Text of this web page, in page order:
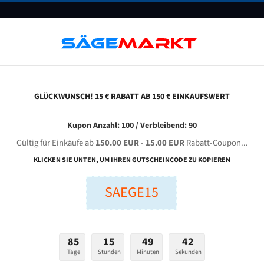
FAQ GUTSCHEINE BLOG KONTAKT
G 4250 / 70 optional für 5750 mm Bi-Metall
Breite (mm):
GLÜCKWUNSCH! 15 € RABATT AB 150 € EINKAUFSWERT
Kupon Anzahl: 100 / Verbleibend: 90
Gültig für Einkäufe ab150.00 EUR- 15.00 EURRabatt-Coupon...
KLICKEN SIE UNTEN, UM IHREN GUTSCHEINCODE ZU KOPIEREN
SAEGE15
85
Tage
15
Stunden
49
Minuten
41
Sekunden